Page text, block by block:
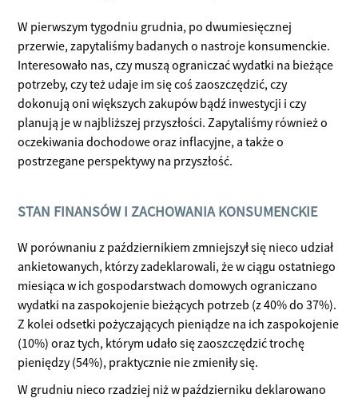
W pierwszym tygodniu grudnia, po dwumiesięcznej
przerwie, zapytaliśmy badanych o nastroje konsumenckie.
Interesowało nas, czy muszą ograniczać wydatki na bieżące
potrzeby, czy też udaje im się coś zaoszczędzić, czy
dokonują oni większych zakupów bądź inwestycji i czy
planują je w najbliższej przyszłości. Zapytaliśmy również o
oczekiwania dochodowe oraz inflacyjne, a także o
postrzegane perspektywy na przyszłość.
STAN FINANSÓW I ZACHOWANIA KONSUMENCKIE
W porównaniu z październikiem zmniejszył się nieco udział
ankietowanych, którzy zadeklarowali, że w ciągu ostatniego
miesiąca w ich gospodarstwach domowych ograniczano
wydatki na zaspokojenie bieżących potrzeb (z 40% do 37%).
Z kolei odsetki pożyczających pieniądze na ich zaspokojenie
(10%) oraz tych, którym udało się zaoszczędzić trochę
pieniędzy (54%), praktycznie nie zmieniły się.
W grudniu nieco rzadziej niż w październiku deklarowano